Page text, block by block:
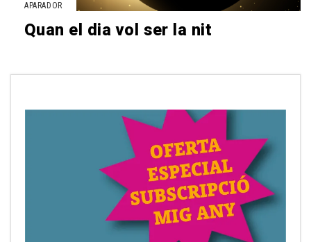
APARADOR
Quan el dia vol ser la nit